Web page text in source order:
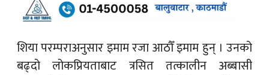
शिया परम्पराअनुसार इमाम रजा आठौँ इमाम हुन् । उनको
बढ्दो लोकप्रियताबाट त्रसित तत्कालीन अब्बासी